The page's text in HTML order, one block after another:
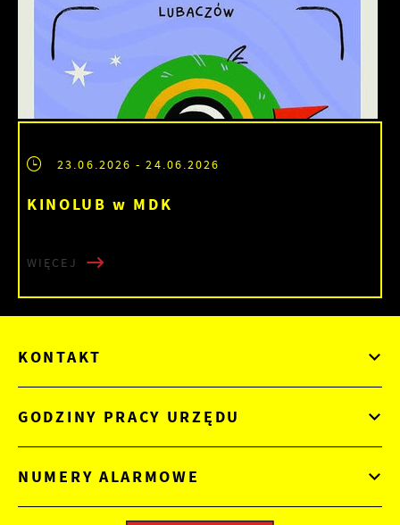
23.06.2026 - 24.06.2026
KINOLUB w MDK
WIĘCEJ
KONTAKT
GODZINY PRACY URZĘDU
NUMERY ALARMOWE